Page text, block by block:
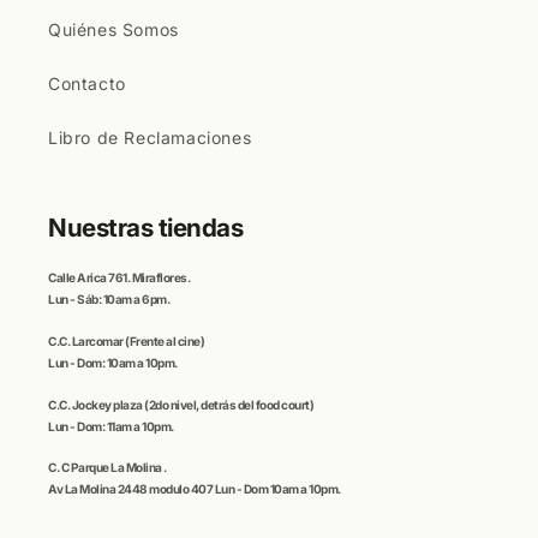
Quiénes Somos
Contacto
Libro de Reclamaciones
Nuestras tiendas
CalleArica761. Miraflores.
Lun - Sáb: 10am a 6pm.
C.C. Larcomar(Frente al cine)
Lun - Dom: 10am a 10pm.
C.C.Jockey plaza (2do nivel, detrás del food court)
Lun - Dom: 11am a 10pm.
C. CParque La Molina.
Av La Molina 2448 modulo 407 Lun - Dom 10am a 10pm.